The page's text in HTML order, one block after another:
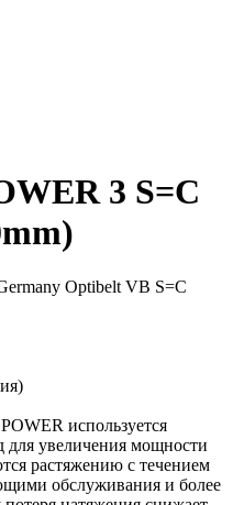
3 S=C
Optibelt VB S=C
используется
увеличения мощности
растяжению с течением
обслуживания и более